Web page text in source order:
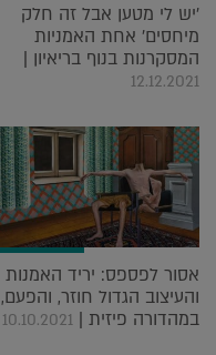
'יש לי מטען אבל זה חלק
מיחסים' אחת האמניות
המסקרנות בנוף בריאיון |
12.12.2021
אסור לפספס: יריד האמנות
והעיצוב הגדול חוזר, והפעם,
במהדורה פיזית | 10.10.2021